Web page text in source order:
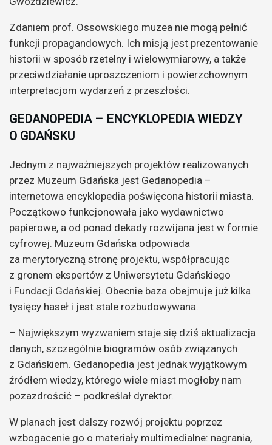
Zdaniem prof. Ossowskiego muzea nie mogą pełnić
funkcji propagandowych. Ich misją jest prezentowanie
historii w sposób rzetelny i wielowymiarowy, a także
przeciwdziałanie uproszczeniom i powierzchownym
interpretacjom wydarzeń z przeszłości.
GEDANOPEDIA – ENCYKLOPEDIA WIEDZY
O GDAŃSKU
Jednym z najważniejszych projektów realizowanych
przez Muzeum Gdańska jest Gedanopedia –
internetowa encyklopedia poświęcona historii miasta.
Początkowo funkcjonowała jako wydawnictwo
papierowe, a od ponad dekady rozwijana jest w formie
cyfrowej. Muzeum Gdańska odpowiada
za merytoryczną stronę projektu, współpracując
z gronem ekspertów z Uniwersytetu Gdańskiego
i Fundacji Gdańskiej. Obecnie baza obejmuje już kilka
tysięcy haseł i jest stale rozbudowywana.
– Największym wyzwaniem staje się dziś aktualizacja
danych, szczególnie biogramów osób związanych
z Gdańskiem. Gedanopedia jest jednak wyjątkowym
źródłem wiedzy, którego wiele miast mogłoby nam
pozazdrościć – podkreślał dyrektor.
W planach jest dalszy rozwój projektu poprzez
wzbogacenie go o materiały multimedialne: nagrania,